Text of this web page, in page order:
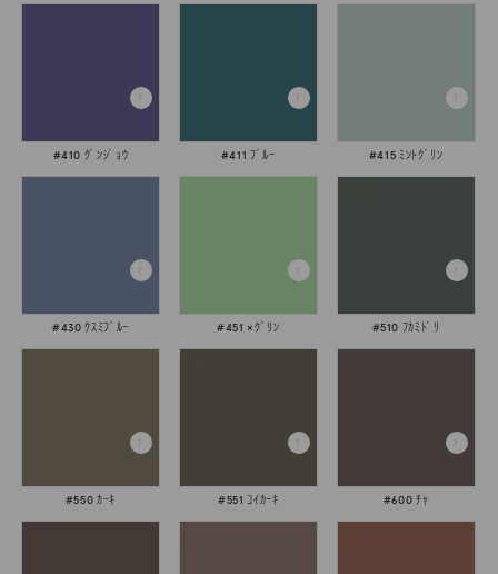
#410 ｸﾞﾝｼﾞｮｳ #411 ﾌﾞﾙｰ #415 ﾐﾝﾄｸﾞﾘﾝ
#430 ｸｽﾐﾌﾞﾙｰ #451 ×ｸﾞﾘﾝ #510 ﾌｶﾐﾄﾞﾘ
#550 ｶｰｷ #551 ｺｲｶｰｷ #600 ﾁｬ